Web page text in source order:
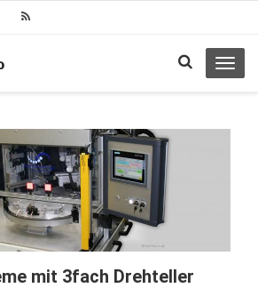
mit 3fach Drehteller